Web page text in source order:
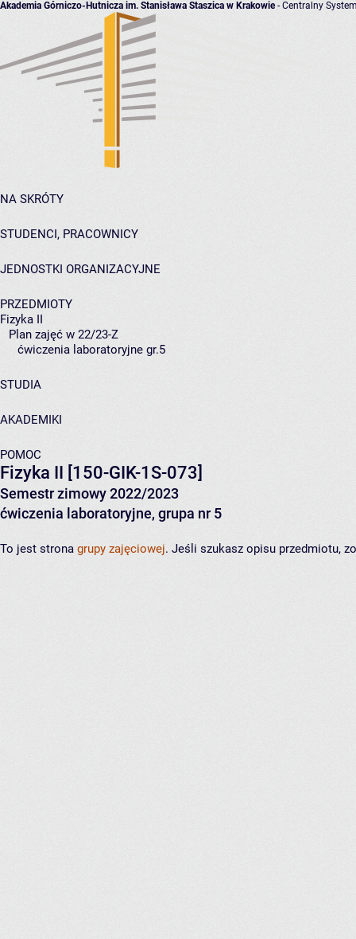
Akademia Górniczo-Hutnicza im. Stanisława Staszica w Krakowie- Centralny
NA SKRÓTY
STUDENCI, PRACOWNICY
JEDNOSTKI ORGANIZACYJNE
PRZEDMIOTY
Fizyka II
Plan zajęć w 22/23-Z
ćwiczenia laboratoryjne gr.5
STUDIA
AKADEMIKI
POMOC
Fizyka II [150-GIK-1S-073]
Semestr zimowy 2022/2023
ćwiczenia laboratoryjne, grupa nr 5
To jest strona grupy zajęciowej. Jeśli szukasz opisu przedmiotu,